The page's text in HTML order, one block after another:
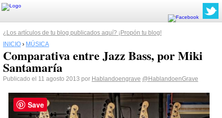
¿Los artículos de tu blog publicados aquí? ¡Propón tu blog!
INICIO › MÚSICA
Comparativa entre Jazz Bass, por Miki
Santamaría
Publicado el 11 agosto 2013 por Hablandoengrave @HablandoenGrave
Save